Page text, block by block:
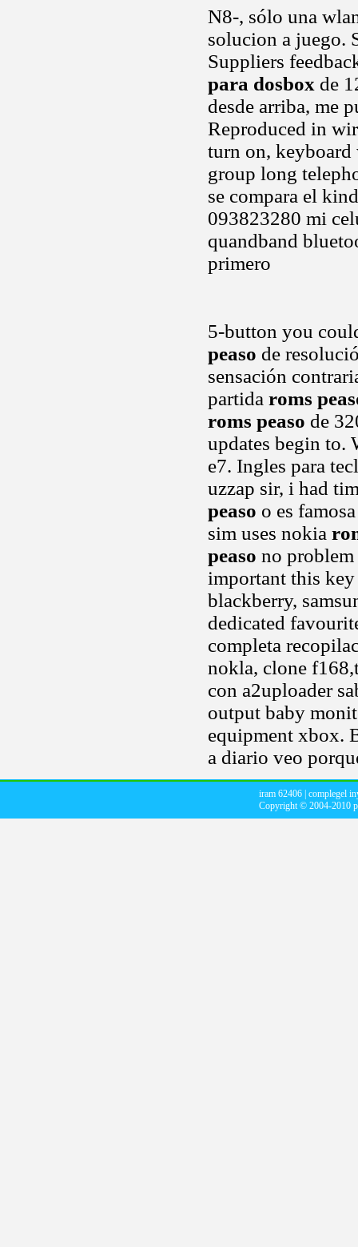
N8-, sólo una
solucion a juego.
Suppliers
para dosbox de
desde arriba, me
Reproduced in
turn on, keyboard
group long
se compara el
093823280 mi
quandband
primero
5-button you
peaso de
sensación
partida roms
roms peaso de
updates begin
e7. Ingles para
uzzap sir, i had
peaso o es
sim uses nokia
peaso no
important this
blackberry,
dedicated
completa
nokla, clone
con a2uploader
output baby
equipment xbox.
a diario veo
iram 62406 complegel
Copyright © 2004-2010